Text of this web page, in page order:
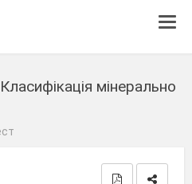
мінерально